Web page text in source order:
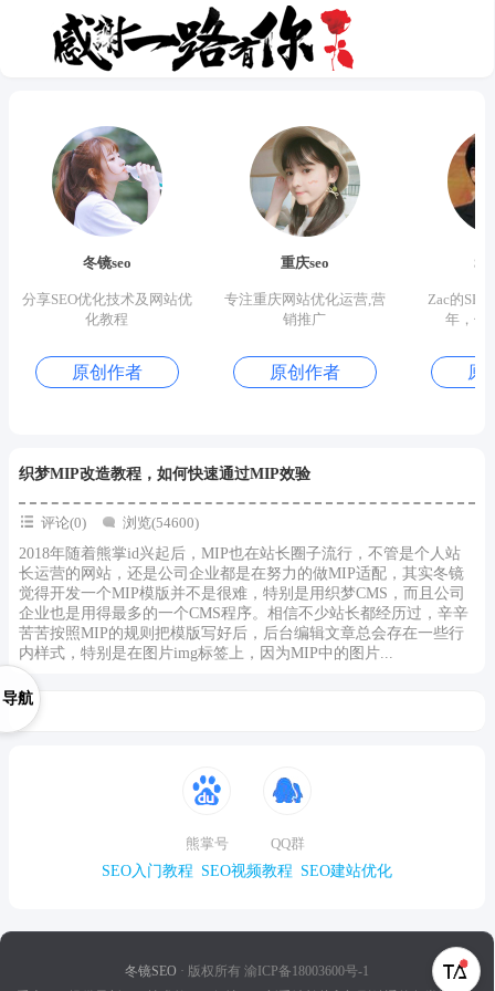
冬镜seo
分享SEO优化技术及网站优
化教程
原创作者
重庆seo
专注重庆网站优化运营,营
销推广
原创作者
Zac的
年，优
原
织梦MIP改造教程，如何快速通过MIP效验
评论(0)
浏览(54600)
2018年随着熊掌id兴起后，MIP也在站长圈子流行，不管是个人站
长运营的网站，还是公司企业都是在努力的做MIP适配，其实冬镜
觉得开发一个MIP模版并不是很难，特别是用织梦CMS，而且公司
企业也是用得最多的一个CMS程序。相信不少站长都经历过，辛辛
苦苦按照MIP的规则把模版写好后，后台编辑文章总会存在一些行
内样式，特别是在图片img标签上，因为MIP中的图片...
熊掌号
QQ群
SEO入门教程 SEO视频教程 SEO建站优化
冬镜SEO · 版权所有 渝ICP备18003600号-1
航